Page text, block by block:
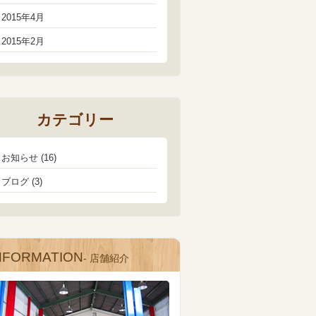
2015年4月
2015年2月
カテゴリー
お知らせ (16)
ブログ (3)
- 店舗紹介